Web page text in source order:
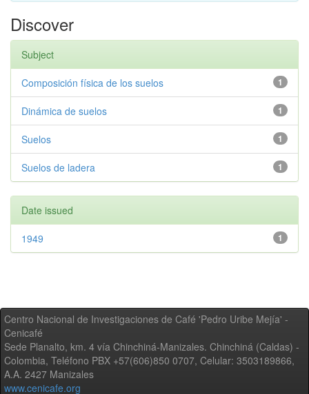
Discover
Subject
1
Composición física de los suelos
1
Dinámica de suelos
1
Suelos
1
Suelos de ladera
Date issued
1
1949
Centro Nacional de Investigaciones de Café 'Pedro Uribe Mejía' -
Cenicafé
Sede Planalto, km. 4 vía Chinchiná-Manizales. Chinchiná (Caldas) -
Colombia, Teléfono PBX +57(606)850 0707, Celular: 3503189866,
A.A. 2427 Manizales
www.cenicafe.org